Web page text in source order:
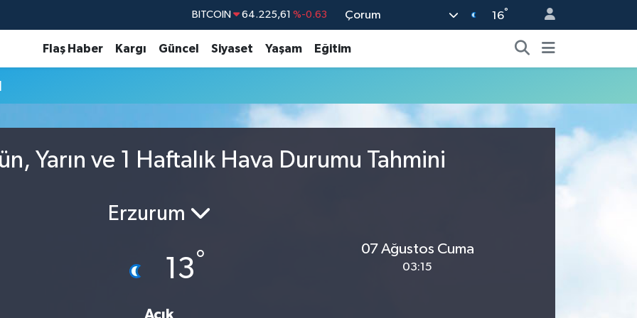
BITCOIN 64.225,61 %-0.63
EURO 55,0406 %-0.08
GRAM ALTIN 6510.40 %0.45
Çorum 16°
Flaş Haber Kargı Güncel Siyaset Yaşam Eğitim
Yarın ve 1 Haftalık Hava Durumu Tahmini
Erzurum
13°
Açık
07 Ağustos Cuma
03:15